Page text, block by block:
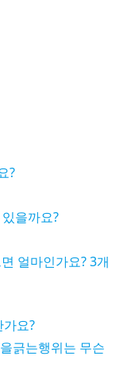
?
을까요?
얼마인가요? 3개
요?
긁는행위는 무슨